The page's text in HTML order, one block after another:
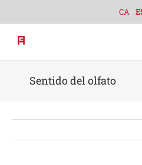
content
CA
Sentido del olfato